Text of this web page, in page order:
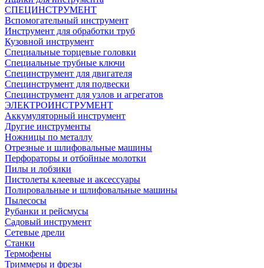
СПЕЦИНСТРУМЕНТ
Вспомогательный инструмент
Инструмент для обработки труб
Кузовной инструмент
Специальные торцевые головки
Специальные трубные ключи
Специнструмент для двигателя
Специнструмент для подвески
Специнструмент для узлов и агрегатов
ЭЛЕКТРОИНСТРУМЕНТ
Аккумуляторный инструмент
Другие инструменты
Ножницы по металлу
Отрезные и шлифовальные машины
Перфораторы и отбойные молотки
Пилы и лобзики
Пистолеты клеевые и аксессуары
Полировальные и шлифовальные машины
Пылесосы
Рубанки и рейсмусы
Садовый инструмент
Сетевые дрели
Станки
Термофены
Триммеры и фрезы